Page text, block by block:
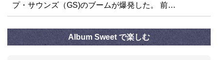
プ・サウンズ（GS)のブームが爆発した。 前…
Album Sweet で楽しむ